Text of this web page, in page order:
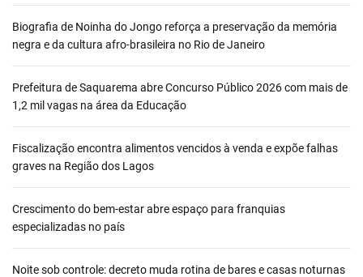
Biografia de Noinha do Jongo reforça a preservação da memória
negra e da cultura afro-brasileira no Rio de Janeiro
Prefeitura de Saquarema abre Concurso Público 2026 com mais de
1,2 mil vagas na área da Educação
Fiscalização encontra alimentos vencidos à venda e expõe falhas
graves na Região dos Lagos
Crescimento do bem-estar abre espaço para franquias
especializadas no país
Noite sob controle: decreto muda rotina de bares e casas noturnas